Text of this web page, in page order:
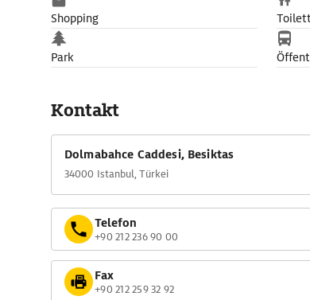
Der riesige Kronleuchter, ein Geschenk der
diesem Saal wurde übrigens General Mustafa
modernen Türkei, aufgebahrt, nachdem er am 10.
gestorben war.
Shopping
Park
Kontakt
Dolmabahce Caddesi, Besiktas
34000 Istanbul, Türkei
Telefon
+90 212 236 90 00
Fax
+90 212 259 32 92